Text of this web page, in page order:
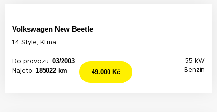
Volkswagen New Beetle
1.4 Style, Klima
Do provozu: 03/2003
Najeto: 185022 km
55 kW
Benzín
49.000 Kč